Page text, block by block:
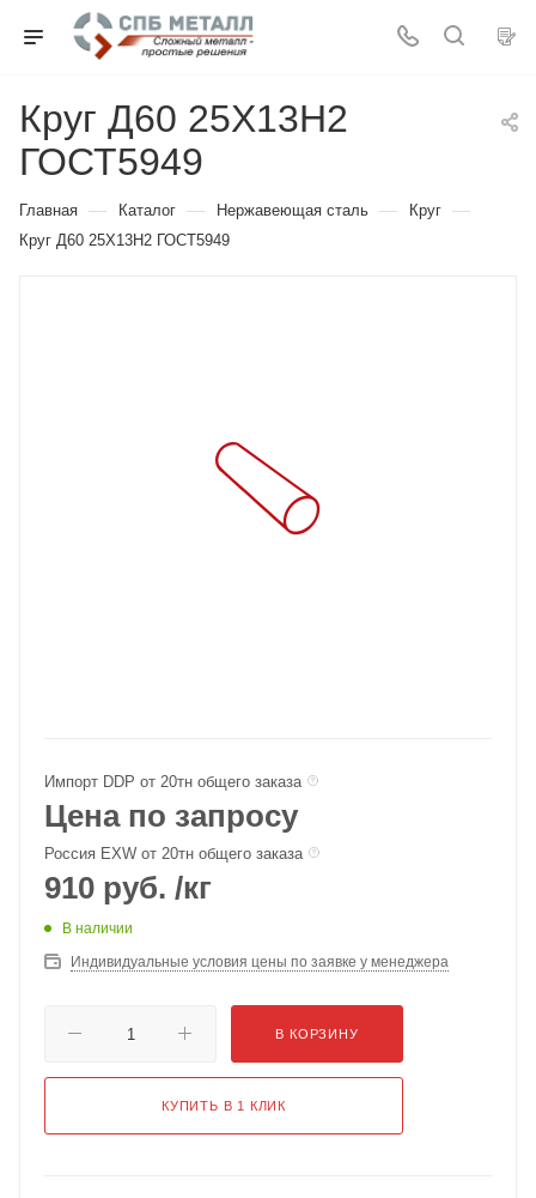
Круг Д60 25Х13Н2
ГОСТ5949
Главная — Каталог — Нержавеющая сталь — Круг —
Круг Д60 25Х13Н2 ГОСТ5949
Импорт DDP от 20тн общего заказа
Цена по запросу
Россия EXW от 20тн общего заказа
910 руб. /кг
В наличии
Индивидуальные условия цены по заявке у менеджера
В КОРЗИНУ
КУПИТЬ В 1 КЛИК